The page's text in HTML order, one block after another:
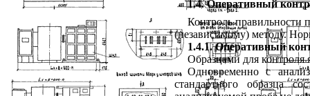
1.4. Оперативный
Контроль правильности
(независимому) методу.
1.4.1. Оперативный
Образцами для контроля
Одновременно с
стандартного образца